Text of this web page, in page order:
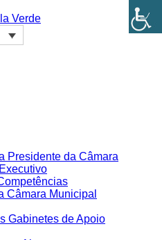
Presidente da Câmara
Câmara Municipal
Gabinetes de Apoio